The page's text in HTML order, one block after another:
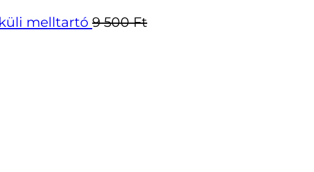
melltartó 9 500Ft